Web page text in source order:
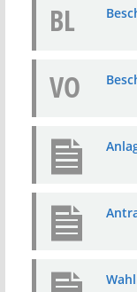
BL
VO